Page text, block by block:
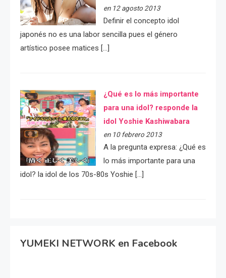
en 12 agosto 2013
Definir el concepto idol
japonés no es una labor sencilla pues el género
artístico posee matices […]
¿Qué es lo más importante
para una idol? responde la
idol Yoshie Kashiwabara
en 10 febrero 2013
A la pregunta expresa: ¿Qué es
lo más importante para una
idol? la idol de los 70s-80s Yoshie […]
YUMEKI NETWORK en Facebook